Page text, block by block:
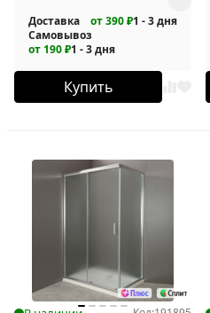
Доставка от 390 ₽1 - 3 дня
Самовывоз
от 190 ₽1 - 3 дня
Купить